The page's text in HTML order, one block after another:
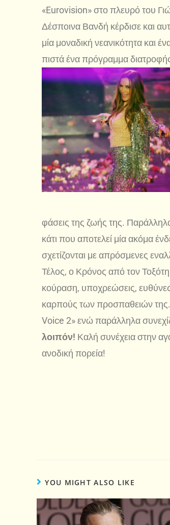
«Eurovision» στο πλευρό του
Δέσποινα Βανδή κέρδισε και
μία μοναδική νεανικότητα και
πιστά ένα πρόγραμμα διατροφής
φάσεις της ζωής της.
κάτι που αποτελεί μία ακόμα
σχετίζονται με απρόσμενες
Τέλος, ο Κρόνος από τον Τοξότη
κούραση, υποχρεώσεις, ευθύνες
καρπούς των προσπαθειών
Voice 2» ενώ παράλληλα
λοιπόν! Καλή συνέχεια στην
ανοδική πορεία!
YOU MIGHT ALSO LIKE